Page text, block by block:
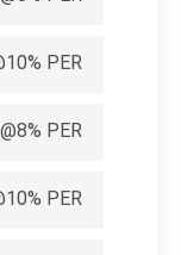
PER
PER
PER